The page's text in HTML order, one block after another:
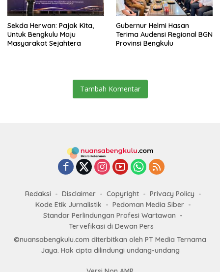
Sekda Herwan: Pajak Kita,
Untuk Bengkulu Maju
Masyarakat Sejahtera
Gubernur Helmi Hasan
Terima Audensi Regional BGN
Provinsi Bengkulu
Tambah Komentar
Redaksi Disclaimer Copyright
Privacy Policy
Kode Etik Jurnalistik
Pedoman Media Siber
Standar Perlindungan Profesi Wartawan
Tervefikasi di Dewan Pers
©nuansabengkulu.com diterbitkan oleh PT Media Ternama
Jaya. Hak cipta dilindungi undang-undang